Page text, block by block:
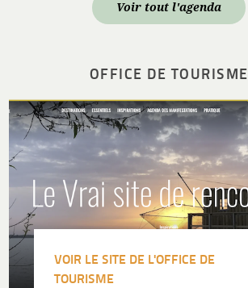
Voir tout l'agenda
OFFICE DE TOURISME
VOIR LE SITE DE L'OFFICE DE
TOURISME